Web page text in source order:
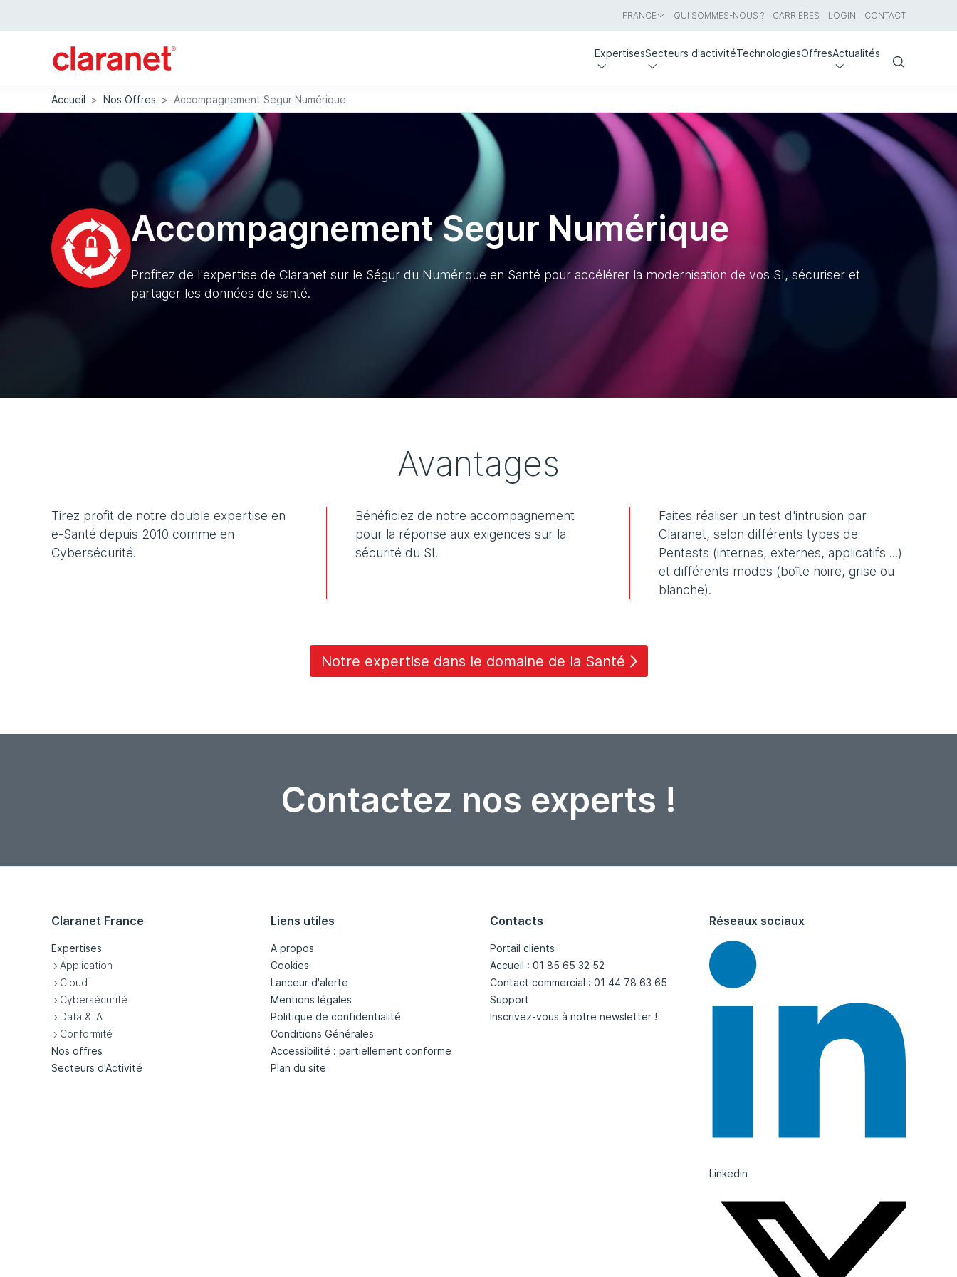
FRANCE QUI SOMMES-NOUS ? CARRIÈRES LOGIN CONTACT
ExpertisesSecteurs d'activitéTechnologiesOffresActualités
Search
Accueil > Nos Offres > Accompagnement Segur Numérique
Accompagnement Segur Numérique
Profitez de l'expertise de Claranet sur le Ségur du Numérique en Santé pour accélérer la modernisation de vos SI, sécuriser et
partager les données de santé.
Avantages
Tirez profit de notre double expertise en
e-Santé depuis 2010 comme en
Cybersécurité.
Bénéficiez de notre accompagnement
pour la réponse aux exigences sur la
sécurité du SI.
Faites réaliser un test d'intrusion par
Claranet, selon différents types de
Pentests (internes, externes, applicatifs ...)
et différents modes (boîte noire, grise ou
blanche).
Notre expertise dans le domaine de la Santé
Contactez nos experts !
Claranet France
Expertises
Application
Cloud
Cybersécurité
Data & IA
Conformité
Nos offres
Secteurs d'Activité
Liens utiles
A propos
Cookies
Lanceur d'alerte
Mentions légales
Politique de confidentialité
Conditions Générales
Accessibilité : partiellement conforme
Plan du site
Contacts
Portail clients
Accueil : 01 85 65 32 52
Contact commercial : 01 44 78 63 65
Support
Inscrivez-vous à notre newsletter !
Réseaux sociaux
Linkedin